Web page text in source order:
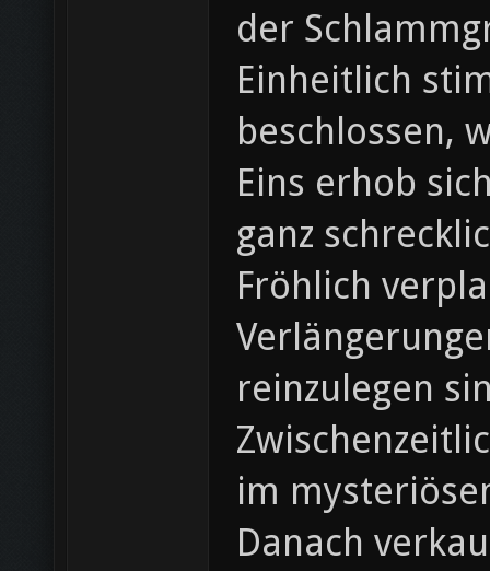
der
Einheitlich
beschlossen,
Eins erhob
ganz
Fröhlich
reinzulegen
im
Danach